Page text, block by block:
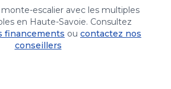
escalier avec les multiples
en Haute-Savoie. Consultez
financements ou contactez nos
conseillers